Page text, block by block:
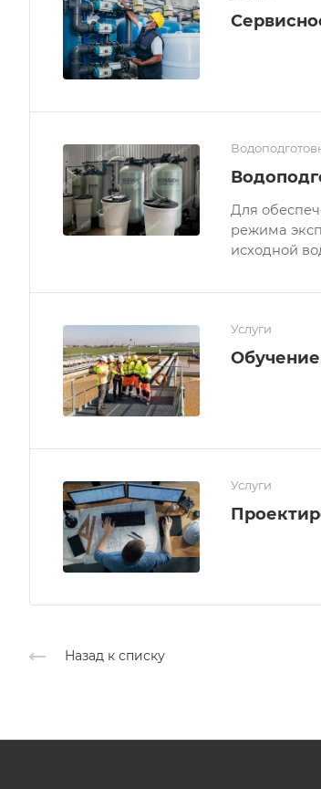
Для
режима
исходной
Услуги
Услуги
Назад к списку